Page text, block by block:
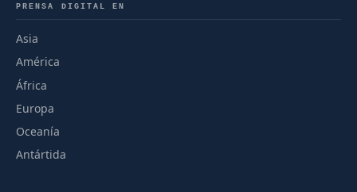
PRENSA DIGITAL EN
Asia
América
África
Europa
Oceanía
Antártida